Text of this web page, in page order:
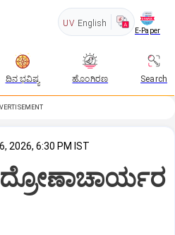
UV English
E-Paper
ದಿನ ಭವಿಷ್ಯ ಹೊಂಗಿರಣ Search
2026, 6:30 PM IST
ದ್ರೋಣಾಚಾರ್ಯರ